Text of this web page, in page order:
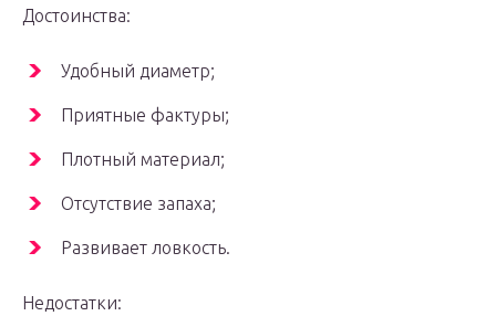
Достоинства:
Удобный диаметр;
Приятные фактуры;
Плотный материал;
Отсутствие запаха;
Развивает ловкость.
Недостатки: